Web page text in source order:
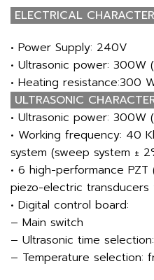
ELECTRICAL
• Power Supply: 240V
• Ultrasonic power: 300W
• Heating resistance:300
ULTRASONIC
• Ultrasonic power: 300W
• Working frequency: 40
system (sweep system ±
• 6 high-performance
piezo-electric transducers
• Digital control board:
– Main switch
– Ultrasonic time
– Temperature selection: